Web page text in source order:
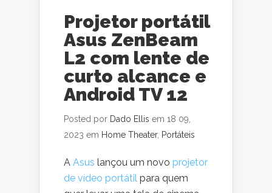
Projetor portátil
Asus ZenBeam
L2 com lente de
curto alcance e
Android TV 12
Posted por Dado Ellis em 18 09,
2023 em Home Theater, Portáteis
A Asus lançou um novo projetor
de vídeo portátil para quem